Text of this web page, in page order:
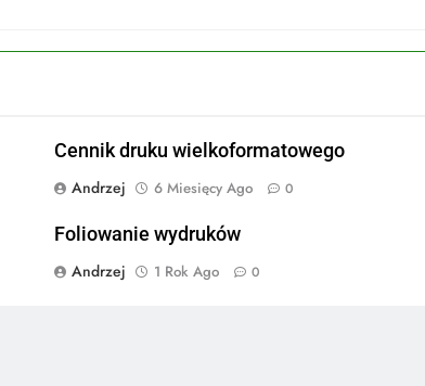
Cennik druku wielkoformatowego
Andrzej
6 Miesięcy Ago 0
Foliowanie wydruków
Andrzej
1 Rok Ago 0